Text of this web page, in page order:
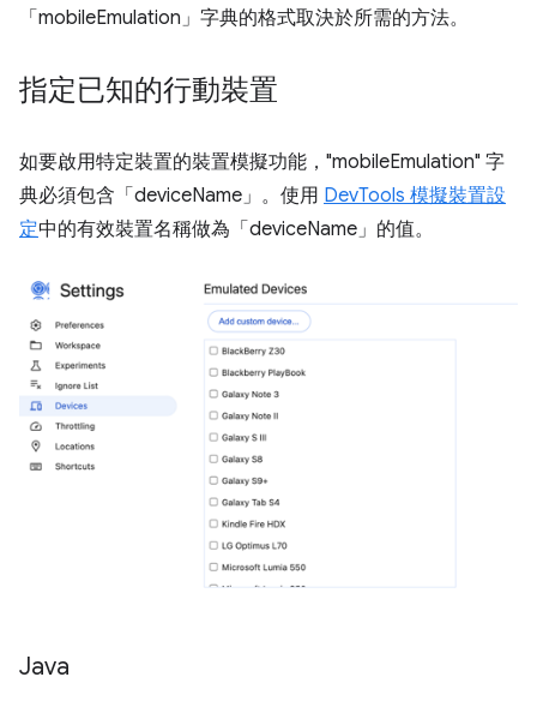
「mobileEmulation」字典的格式取決於所需的方法。
指定已知的行動裝置
如要啟用特定裝置的裝置模擬功能，"mobileEmulation" 字
典必須包含「deviceName」。使用 DevTools 模擬裝置設
定中的有效裝置名稱做為「deviceName」的值。
Java